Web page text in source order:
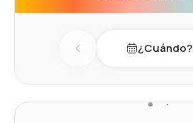
Previous day¿Cuándo?